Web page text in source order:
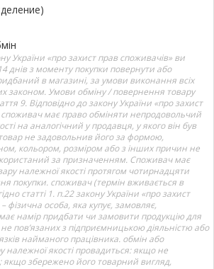
України «про захист прав споживачів» ви
днів з моменту покупки повернути або
в магазині, за умови виконання всіх
законом. Умови обміну / повернення товару
9. Відповідно до закону України «про захист
споживач має право обміняти непродовольчий
на аналогічний у продавця, у якого він був
не задовольнив його за формою,
кольором, розміром або з інших причин не
за призначенням. Споживач має
належної якості протягом чотирнадцяти
покупки. споживач (термін вживається в
статті 1. п.22 закону України «про захист
фізична особа, яка купує, замовляє,
намір придбати чи замовити продукцію для
пов’язаних з підприємницькою діяльністю або
найманого працівника. обмін або
належної якості провадиться: якщо не
якщо збережено його товарний вигляд,